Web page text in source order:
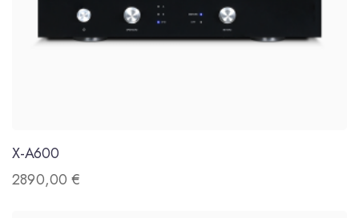
X-A600
2890,00€